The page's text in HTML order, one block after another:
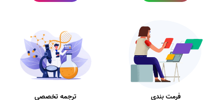
فرمت بندی ترجمه تخصصی